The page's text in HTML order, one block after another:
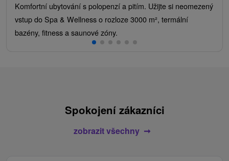
Komfortní ubytování s polopenzí a pitím. Užijte si neomezený
vstup do Spa & Wellness o rozloze 3000 m², termální
bazény, fitness a saunové zóny.
Spokojení zákazníci
zobrazit všechny